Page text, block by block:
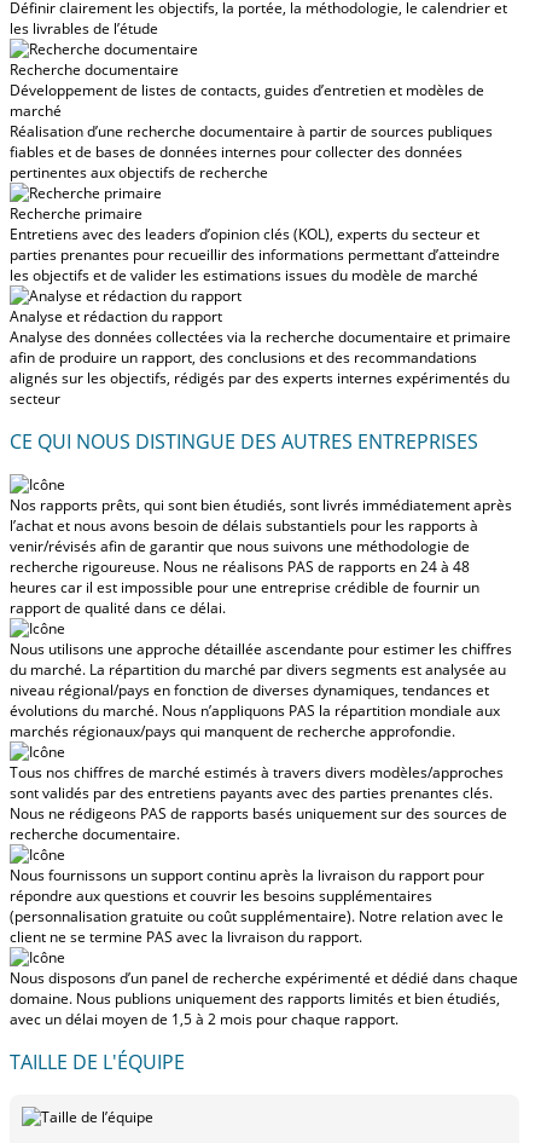
Définir clairement les objectifs, la portée, la méthodologie, le calendrier et
les livrables de l’étude
Recherche documentaire
Développement de listes de contacts, guides d’entretien et modèles de
marché
Réalisation d’une recherche documentaire à partir de sources publiques
fiables et de bases de données internes pour collecter des données
pertinentes aux objectifs de recherche
Recherche primaire
Entretiens avec des leaders d’opinion clés (KOL), experts du secteur et
parties prenantes pour recueillir des informations permettant d’atteindre
les objectifs et de valider les estimations issues du modèle de marché
Analyse et rédaction du rapport
Analyse des données collectées via la recherche documentaire et primaire
afin de produire un rapport, des conclusions et des recommandations
alignés sur les objectifs, rédigés par des experts internes expérimentés du
secteur
CE QUI NOUS DISTINGUE DES AUTRES ENTREPRISES
Nos rapports prêts, qui sont bien étudiés, sont livrés immédiatement après
l’achatet nous avons besoin de délais substantiels pour les rapports à
venir/révisés afin de garantir que nous suivons une méthodologie de
recherche rigoureuse. Nous ne réalisons PAS de rapports en 24 à 48
heurescar il est impossible pour une entreprise crédible de fournir un
rapport de qualité dans ce délai.
Nous utilisons une approche détaillée ascendante pour estimer les chiffres
du marché. La répartition du marché par divers segments est analysée au
niveau régional/pays en fonction de diverses dynamiques, tendances et
évolutions du marché. Nous n’appliquons PAS la répartition mondiale aux
marchés régionaux/paysqui manquent de recherche approfondie.
Tous nos chiffres de marché estimés à travers divers modèles/approches
sont validés par des entretiens payants avec des parties prenantes clés.
Nous ne rédigeons PAS de rapports basés uniquement sur des sources de
recherche documentaire.
Nous fournissons un support continu après la livraison du rapport pour
répondre aux questions et couvrir les besoins supplémentaires
(personnalisation gratuite ou coût supplémentaire). Notre relation avec le
client ne se termine PAS avec la livraison du rapport.
Nous disposons d’un panel de recherche expérimenté et dédié dans chaque
domaine. Nous publions uniquement des rapports limités et bien étudiés,
avec un délai moyen de 1,5 à 2 mois pour chaque rapport.
TAILLE DE L'ÉQUIPE